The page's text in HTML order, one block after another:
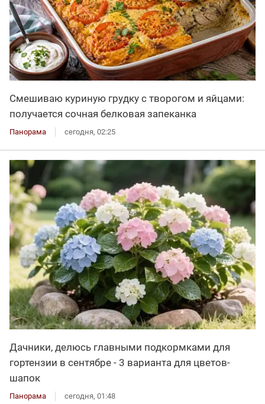
Смешиваю куриную грудку с творогом и яйцами:
получается сочная белковая запеканка
Панорама сегодня, 02:25
Дачники, делюсь главными подкормками для
гортензии в сентябре - 3 варианта для цветов-
шапок
Панорама сегодня, 01:48